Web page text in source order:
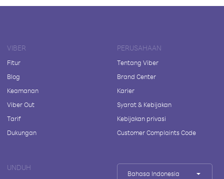
VIBER
Fitur
Blog
Keamanan
Viber Out
Tarif
Dukungan
PERUSAHAAN
Tentang Viber
Brand Center
Karier
Syarat & Kebijakan
Kebijakan privasi
Customer Complaints Code
UNDUH
Bahasa Indonesia